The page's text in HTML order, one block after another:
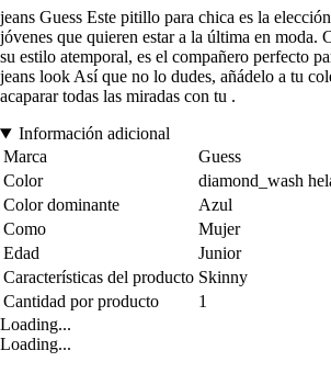
jeans Guess Este pitillo para chica es la
jóvenes que quieren estar a la última en moda.
su estilo atemporal, es el compañero perfecto
jeans look Así que no lo dudes, añádelo a tu
acaparar todas las miradas con tu .
Información adicional
Marca
Guess
Color
diamond_wash
Color dominante
Azul
Como
Mujer
Edad
Junior
Características del producto Skinny
Cantidad por producto
1
Loading...
Loading...